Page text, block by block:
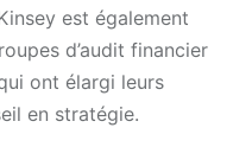
est également
d’audit financier
ont élargi leurs
en stratégie.